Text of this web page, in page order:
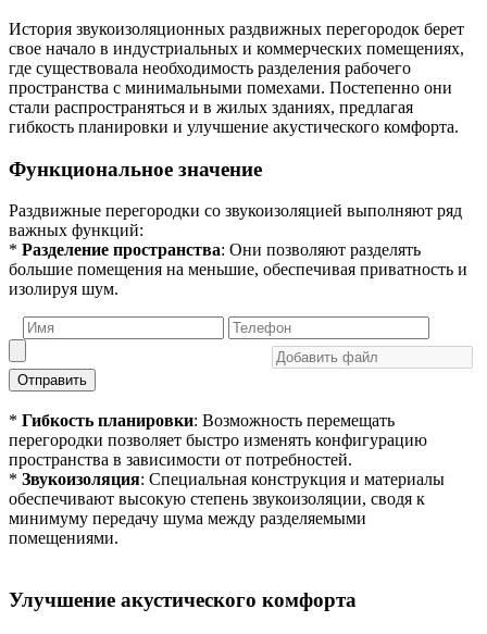
История звукоизоляционных раздвижных перегородок берет
свое начало в индустриальных и коммерческих помещениях,
где существовала необходимость разделения рабочего
пространства с минимальными помехами. Постепенно они
стали распространяться и в жилых зданиях, предлагая
гибкость планировки и улучшение акустического комфорта.
Функциональное значение
Раздвижные перегородки со звукоизоляцией выполняют ряд
важных функций:
* Разделение пространства: Они позволяют разделять
большие помещения на меньшие, обеспечивая приватность и
изолируя шум.
Отправить
* Гибкость планировки: Возможность перемещать
перегородки позволяет быстро изменять конфигурацию
пространства в зависимости от потребностей.
* Звукоизоляция: Специальная конструкция и материалы
обеспечивают высокую степень звукоизоляции, сводя к
минимуму передачу шума между разделяемыми
помещениями.
Улучшение акустического комфорта